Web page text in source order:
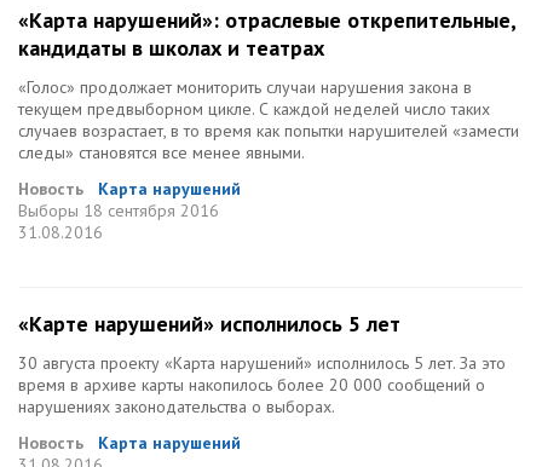
«Карта нарушений»: отраслевые открепительные,
кандидаты в школах и театрах
«Голос» продолжает мониторить случаи нарушения закона в
текущем предвыборном цикле. С каждой неделей число таких
случаев возрастает, в то время как попытки нарушителей «замести
следы» становятся все менее явными.
Новость
Карта нарушений
Выборы 18 сентября 2016
31.08.2016
«Карте нарушений» исполнилось 5 лет
30 августа проекту «Карта нарушений» исполнилось 5 лет. За это
время в архиве карты накопилось более 20 000 сообщений о
нарушениях законодательства о выборах.
Новость
Карта нарушений